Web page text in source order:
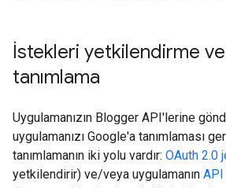
İstekleri yetkilendirme ve
tanımlama
Uygulamanızın Blogger API'lerine
uygulamanızı Google'a tanımlaması
tanımlamanın iki yolu vardır: OAuth 2.0
yetkilendirir) ve/veya uygulamanın API